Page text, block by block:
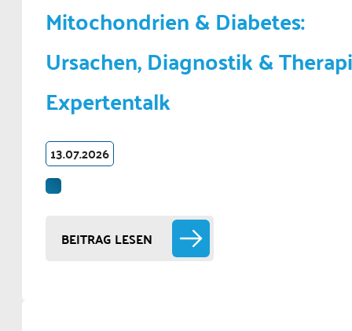
Mitochondrien & Diabetes:
Ursachen, Diagnostik &
Expertentalk
13.07.2026
BEITRAG LESEN